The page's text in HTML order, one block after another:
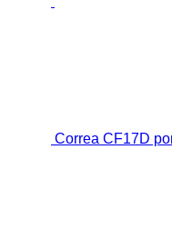
Correa CF17D